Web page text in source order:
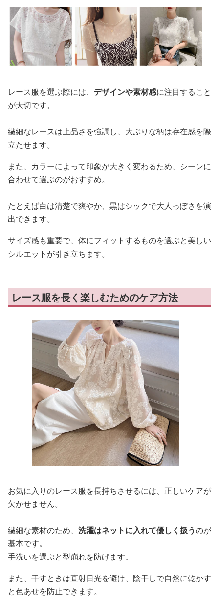
レース服を選ぶ際には、 デザインや素材感に注目すること
が大切です。
繊細なレースは上品さを強調し、大ぶりな柄は存在感を際
立たせます。
また、カラーによって印象が大きく変わるため、シーンに
合わせて選ぶのがおすすめ。
たとえば白は清楚で爽やか、黒はシックで大人っぽさを演
出できます。
サイズ感も重要で、体にフィットするものを選ぶと美しい
シルエットが引き立ちます。
レース服を長く楽しむためのケア方法
お気に入りのレース服を長持ちさせるには、正しいケアが
欠かせません。
繊細な素材のため、 洗濯はネットに入れて優しく扱うのが
基本です。
手洗いを選ぶと型崩れを防げます。
また、干すときは直射日光を避け、陰干しで自然に乾かす
と色あせを防止できます。